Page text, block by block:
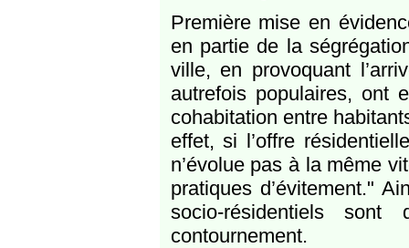
Première mise en
en partie de la
ville, en provoquant
autrefois populaires, ont
cohabitation entre
effet, si l’offre
n’évolue pas à la même
pratiques d’évitement."
socio-résidentiels
contournement.